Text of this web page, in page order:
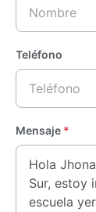
Teléfono
Mensaje *